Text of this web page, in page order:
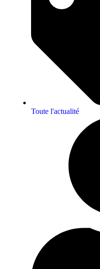
Toute l'actualité